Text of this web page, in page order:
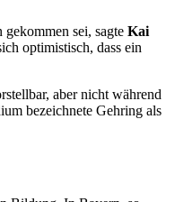
sei, sagte Kai
optimistisch, dass ein
aber nicht während
bezeichnete Gehring als